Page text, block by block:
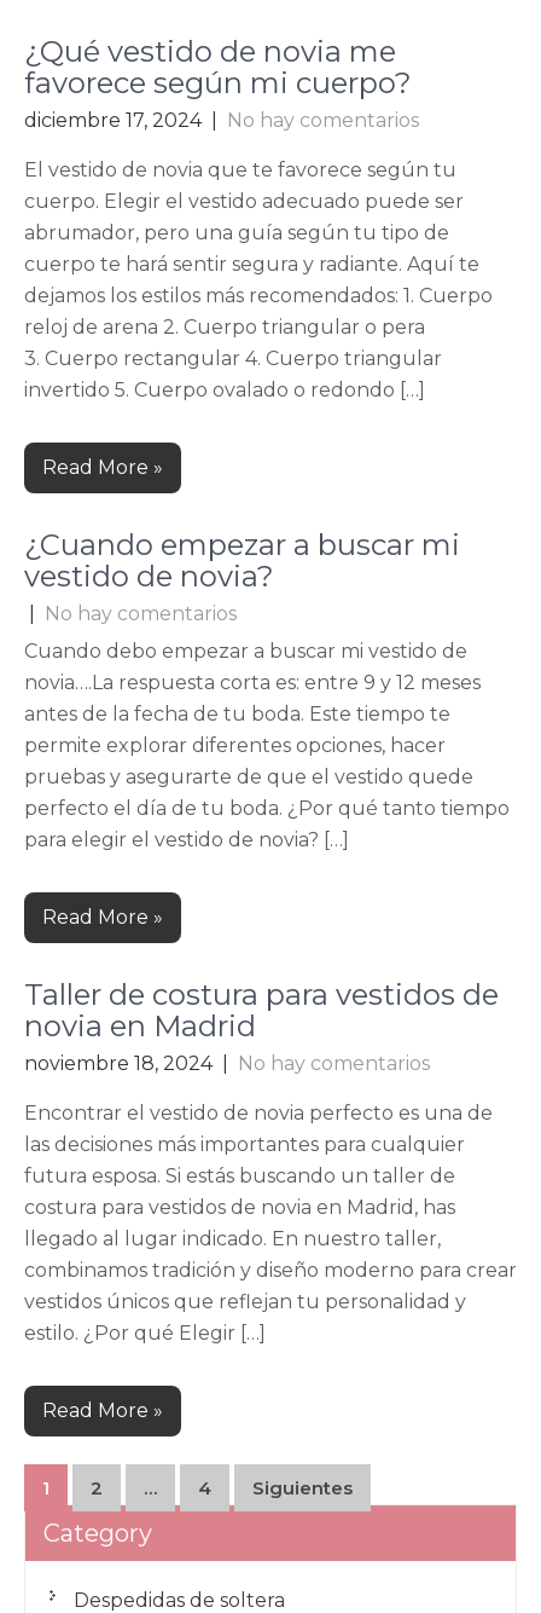
¿Qué vestido de novia me
favorece según mi cuerpo?
diciembre 17, 2024 No hay comentarios
El vestido de novia que te favorece según tu
cuerpo. Elegir el vestido adecuado puede ser
abrumador, pero una guía según tu tipo de
cuerpo te hará sentir segura y radiante. Aquí te
dejamos los estilos más recomendados: 1. Cuerpo
reloj de arena 2. Cuerpo triangular o pera
3. Cuerpo rectangular 4. Cuerpo triangular
invertido 5. Cuerpo ovalado o redondo […]
Read More »
¿Cuando empezar a buscar mi
vestido de novia?
No hay comentarios
Cuando debo empezar a buscar mi vestido de
novia….La respuesta corta es: entre 9 y 12 meses
antes de la fecha de tu boda. Este tiempo te
permite explorar diferentes opciones, hacer
pruebas y asegurarte de que el vestido quede
perfecto el día de tu boda. ¿Por qué tanto tiempo
para elegir el vestido de novia? […]
Read More »
Taller de costura para vestidos de
novia en Madrid
noviembre 18, 2024 No hay comentarios
Encontrar el vestido de novia perfecto es una de
las decisiones más importantes para cualquier
futura esposa. Si estás buscando un taller de
costura para vestidos de novia en Madrid, has
llegado al lugar indicado. En nuestro taller,
combinamos tradición y diseño moderno para crear
vestidos únicos que reflejan tu personalidad y
estilo. ¿Por qué Elegir […]
Read More »
Paginación
de
entradas
1 2 … 4 Siguientes
Category
Despedidas de soltera